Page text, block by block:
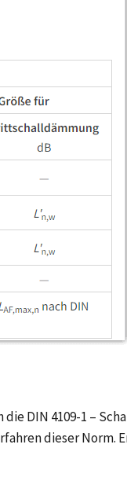
DIN 4109-1 –
dieser Norm.